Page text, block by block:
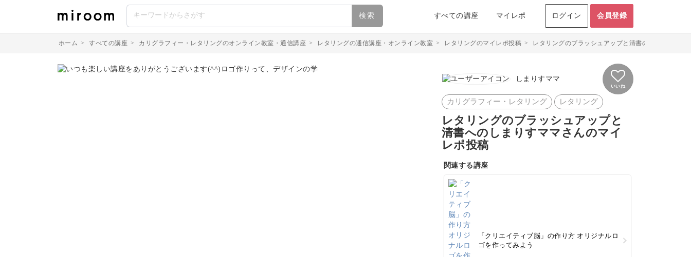
検索 すべての講座 マイレポ ログイン 会員登録
ホーム > すべての講座 > カリグラフィー・レタリングのオンライン教室・通信講座 > レタリングの通信講座・オンライン教室 > レタリングのマイレポ投稿 > レタリングのブラッシュアップと清書のマイレポ投稿
しまりすママ
いいね
カリグラフィー・レタリング レタリング
レタリングのブラッシュアップと
清書へのしまりすママさんのマイ
レポ投稿
関連する講座
「クリエイティブ脳」の作り方 オリジナルロ
ゴを作ってみよう